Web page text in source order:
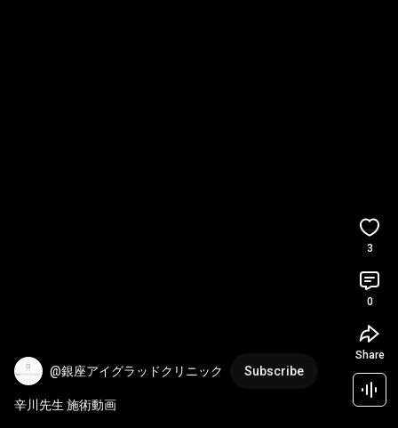
@銀座アイグラッドクリニック Subscribe
辛川先生 施術動画
3
0
Share